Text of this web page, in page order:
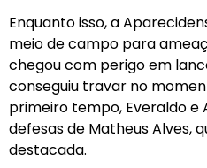
Enquanto isso, a
meio de campo para
chegou com perigo em
conseguiu travar no
primeiro tempo, Everaldo e
defesas de Matheus Alves,
destacada.